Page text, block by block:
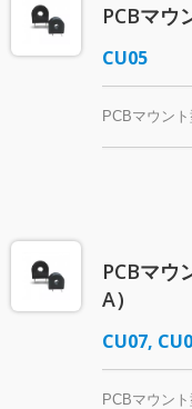
PCBマウ
CU05
PCBマウン
PCBマウ
A）
CU07,
PCBマウン